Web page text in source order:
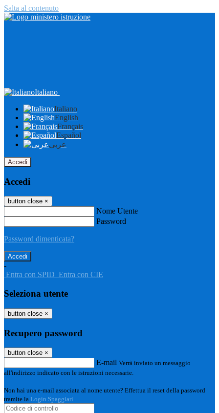
Salta al contenuto
Italiano
Italiano
English
Français
Español
عربى
Accedi
Accedi
button close ×
Nome Utente
Password
Password dimenticata?
-
Entra con SPID Entra con CIE
Seleziona utente
button close ×
Recupero password
button close ×
E-mail Verrà inviato un messaggio
all'indirizzo indicato con le istruzioni necessarie.
Non hai una e-mail associata al nome utente? Effettua il reset della password
tramite la Login Spaggiari